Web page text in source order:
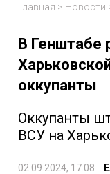
Главная > Новости
В Генштабе
оккупанты
Оккупанты
ВСУ на
02.09.2024, 17:08